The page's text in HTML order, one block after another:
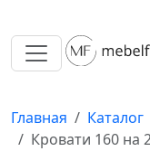
Главная Каталог
Кровати 160 на